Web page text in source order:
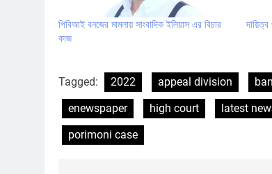
পিবিআই বনজের মামলায় সাংবাদিক ইলিয়াস এর বিচার
কাজ
দায়িত্ব
Tagged: 2022 appeal division
enewspaper
high court latest
porimoni case